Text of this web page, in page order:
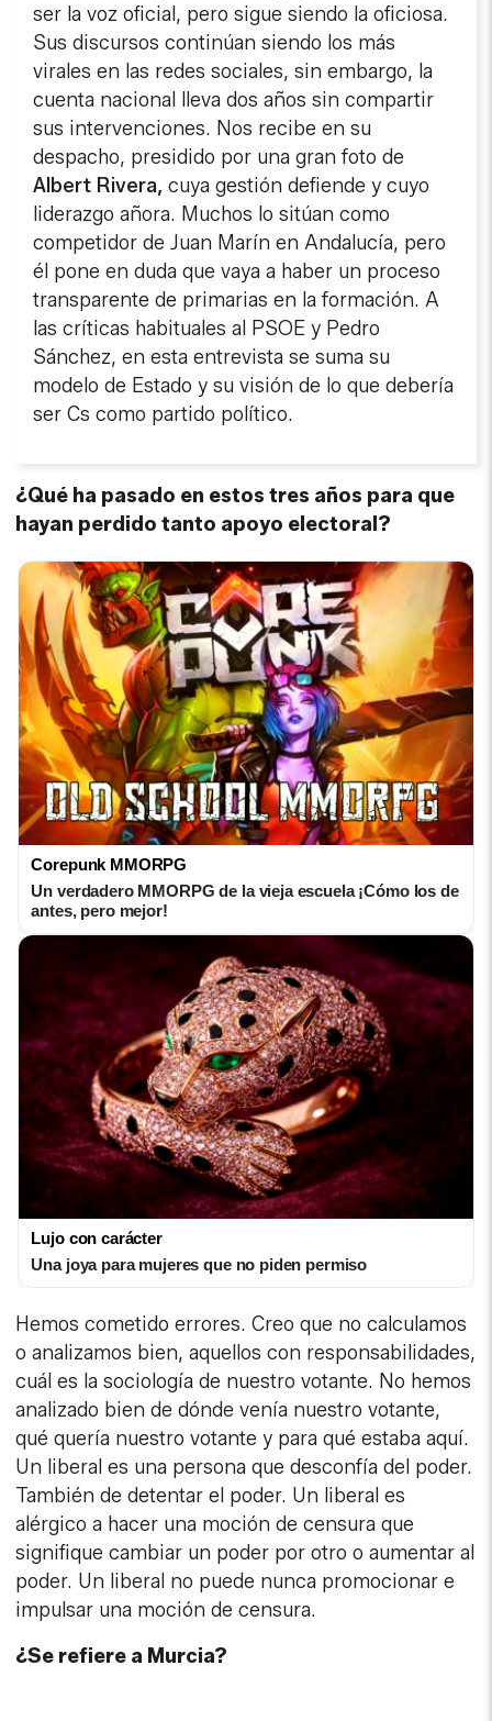
ser la voz oficial, pero sigue siendo la oficiosa.
Sus discursos continúan siendo los más
virales en las redes sociales, sin embargo, la
cuenta nacional lleva dos años sin compartir
sus intervenciones. Nos recibe en su
despacho, presidido por una gran foto de
Albert Rivera, cuya gestión defiende y cuyo
liderazgo añora. Muchos lo sitúan como
competidor de Juan Marín en Andalucía, pero
él pone en duda que vaya a haber un proceso
transparente de primarias en la formación. A
las críticas habituales al PSOE y Pedro
Sánchez, en esta entrevista se suma su
modelo de Estado y su visión de lo que debería
ser Cs como partido político.
¿Qué ha pasado en estos tres años para que
hayan perdido tanto apoyo electoral?
Corepunk MMORPG
Un verdadero MMORPG de la vieja escuela ¡Cómo los de
antes, pero mejor!
Lujo con carácter
Una joya para mujeres que no piden permiso
Hemos cometido errores. Creo que no calculamos
o analizamos bien, aquellos con responsabilidades,
cuál es la sociología de nuestro votante. No hemos
analizado bien de dónde venía nuestro votante,
qué quería nuestro votante y para qué estaba aquí.
Un liberal es una persona que desconfía del poder.
También de detentar el poder. Un liberal es
alérgico a hacer una moción de censura que
signifique cambiar un poder por otro o aumentar al
poder. Un liberal no puede nunca promocionar e
impulsar una moción de censura.
¿Se refiere a Murcia?